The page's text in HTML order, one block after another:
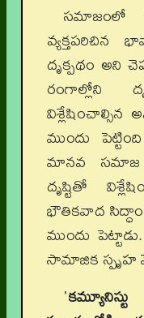
సమాజంలో
వ్యక్తపరిచిన
దృక్పథం అని
రంగాల్లోని
విశ్లేషించాల్సిన
ముందు
మానవ సమాజ
దృష్టితో
భౌతికవాద
ముందు
సామాజిక స్పృహ
'